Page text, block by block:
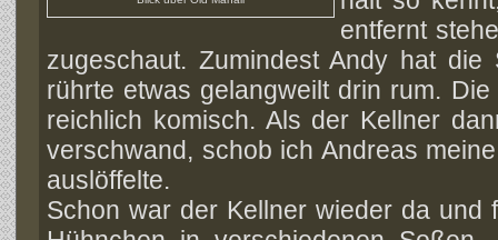
entfernt
zugeschaut. Zumindest Andy hat die
rührte etwas gelangweilt drin rum.
reichlich komisch. Als der Kellner
verschwand, schob ich Andreas
auslöffelte.
Schon war der Kellner wieder da und